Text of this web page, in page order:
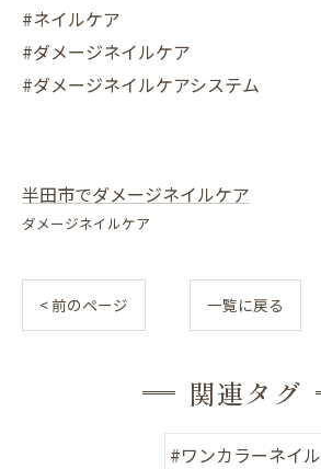
#ネイルケア
#ダメージネイルケア
#ダメージネイルケアシステム
半田市でダメージネイルケア
ダメージネイルケア
< 前のページ 一覧に戻る
関連タグ
#ワンカラーネイル